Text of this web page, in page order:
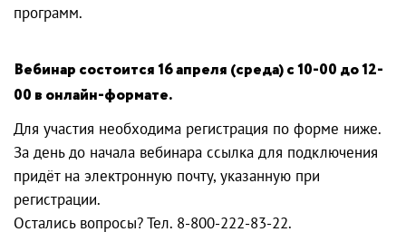
программ.
Вебинар состоится 16 апреля (среда) с 10-00 до 12-
00 в онлайн-формате.
Для участия необходима регистрация по форме ниже.
За день до начала вебинара ссылка для подключения
придёт на электронную почту, указанную при
регистрации.
Остались вопросы? Тел. 8-800-222-83-22.